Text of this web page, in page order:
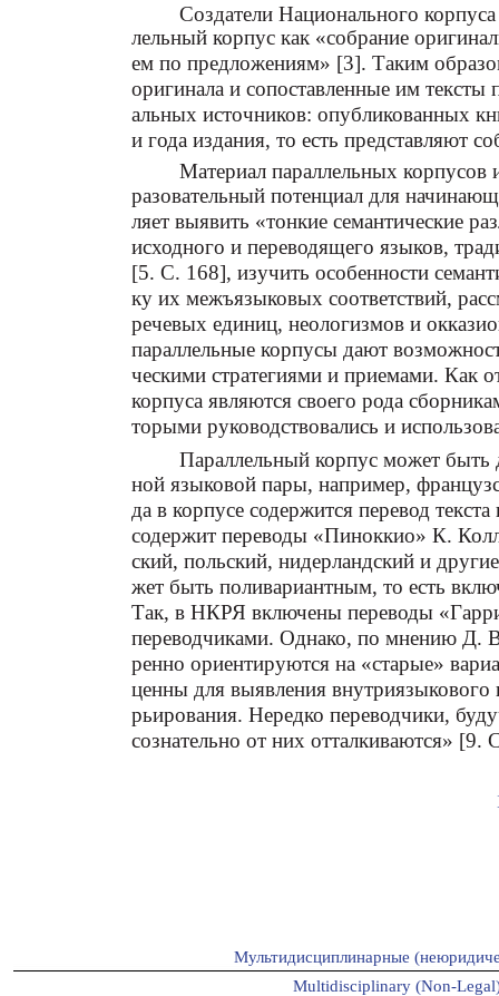
Создатели Национального
лельный корпус как «собрание
ем по предложениям» [3]. Таким
оригинала и сопоставленные им
альных источников: опубликованных
и года издания, то есть представляют
Материал параллельных корпусов
разовательный потенциал для
ляет выявить «тонкие семантические
исходного и переводящего языков,
[5. С. 168], изучить особенности
ку их межъязыковых соответствий,
речевых единиц, неологизмов и
параллельные корпусы дают
ческими стратегиями и приемами. Как
корпуса являются своего рода
торыми руководствовались и
Параллельный корпус может быть
ной языковой пары, например,
да в корпусе содержится перевод
содержит переводы «Пиноккио» К.
ский, польский, нидерландский и
жет быть поливариантным, то есть
Так, в НКРЯ включены переводы
переводчиками. Однако, по мнению Д.
ренно ориентируются на «старые»
ценны для выявления внутриязыкового
рьирования. Нередко переводчики,
сознательно от них отталкиваются» [9.
Мультидисциплинарные
Multidisciplinary (Non-